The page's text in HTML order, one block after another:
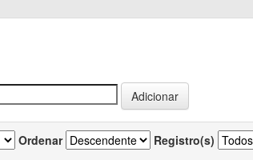
Ordenar Registro(s)